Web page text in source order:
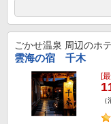
ごかせ温泉 周辺のホ
雲海の宿 千木
[